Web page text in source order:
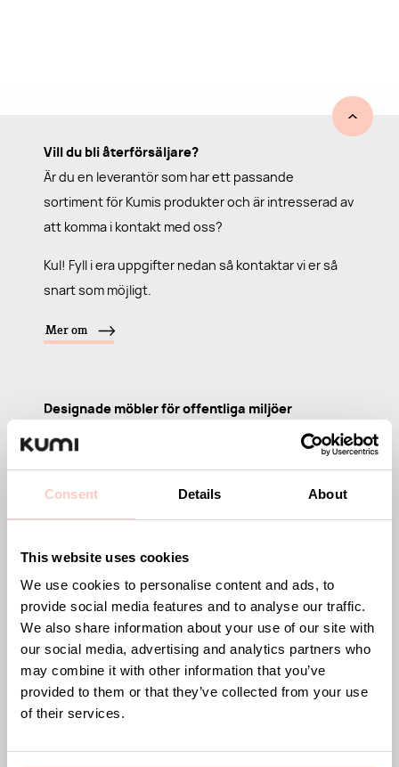
Consent Details About
This website uses cookies
We use cookies to personalise content and ads, to
provide social media features and to analyse our traffic.
We also share information about your use of our site with
our social media, advertising and analytics partners who
may combine it with other information that you’ve
provided to them or that they’ve collected from your use
of their services.
Vill du bli återförsäljare?
Är du en leverantör som har ett passande
sortiment för Kumis produkter och är intresserad av
att komma i kontakt med oss?
Kul! Fyll i era uppgifter nedan så kontaktar vi er så
snart som möjligt.
Mer om
Designade möbler för offentliga miljöer
Kumi erbjuder stilrena och funktionella möbler för
kontor, hotell, restauranger, sporthallar och andra
har även serien Plain med stilrena sko- och
hatthyllor samt serien Straw som innehåller
designade pallar.
Med fokus på smart design, hållbara material och
genomtänkta detaljer skapar vi möbler som inte
bara är funktionella utan också en del av
inredningen.